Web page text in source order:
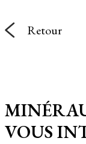
Retour
VOUS